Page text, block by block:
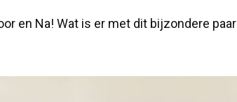
en Na! Wat is er met dit bijzondere paar